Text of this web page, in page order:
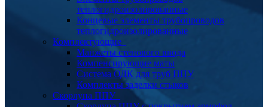
теплогидроизолированные
Концевые элементы трубопроводов
теплогидроизолированные
Комплектующие
Манжеты стенового ввода
Компенсирующие маты
Система ОДК для труб ППУ
Комплекты заделки стыков
Скорлупа ППУ